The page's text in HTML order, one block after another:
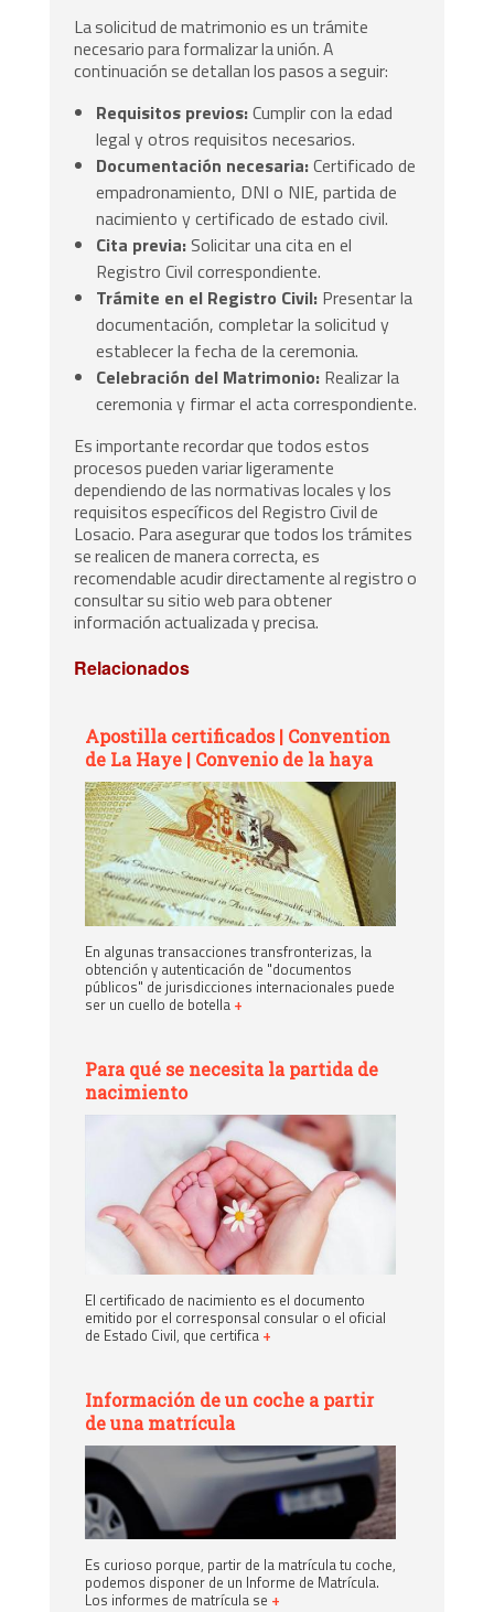
La solicitud de matrimonio es un trámite
necesario para formalizar la unión. A
continuación se detallan los pasos a seguir:
Requisitos previos:Cumplir con la edad
legal y otros requisitos necesarios.
Documentación necesaria:Certificado de
empadronamiento, DNI o NIE, partida de
nacimiento y certificado de estado civil.
Cita previa: Solicitar una cita en el
Registro Civil correspondiente.
Trámite en el Registro Civil: Presentar la
documentación, completar la solicitud y
establecer la fecha de la ceremonia.
Celebración del Matrimonio: Realizar la
ceremonia y firmar el acta correspondiente.
Es importante recordar que todos estos
procesos pueden variar ligeramente
dependiendo de las normativas locales y los
requisitos específicos del Registro Civil de
Losacio. Para asegurar que todos los trámites
se realicen de manera correcta, es
recomendable acudir directamente al registro o
consultar su sitio web para obtener
información actualizada y precisa.
Relacionados
Apostilla certificados | Convention
de La Haye | Convenio de la haya
En algunas transacciones transfronterizas, la
obtención y autenticación de "documentos
públicos" de jurisdicciones internacionales puede
ser un cuello de botella +
Para qué se necesita la partida de
nacimiento
El certificado de nacimiento es el documento
emitido por el corresponsal consular o el oficial
de Estado Civil, que certifica +
Información de un coche a partir
de una matrícula
Es curioso porque, partir de la matrícula tu coche,
podemos disponer de un Informe de Matrícula.
Los informes de matrícula se +